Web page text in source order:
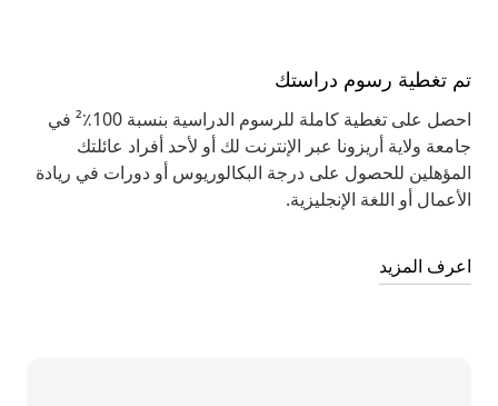
تم تغطية رسوم دراستك
احصل على تغطية كاملة للرسوم الدراسية بنسبة 100٪² في
جامعة ولاية أريزونا عبر الإنترنت لك أو لأحد أفراد عائلتك
المؤهلين للحصول على درجة البكالوريوس أو دورات في ريادة
الأعمال أو اللغة الإنجليزية.
اعرف المزيد